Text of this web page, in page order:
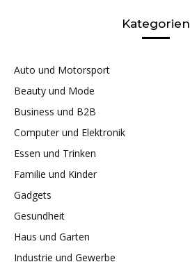
Kategorien
Auto und Motorsport
Beauty und Mode
Business und B2B
Computer und Elektronik
Essen und Trinken
Familie und Kinder
Gadgets
Gesundheit
Haus und Garten
Industrie und Gewerbe